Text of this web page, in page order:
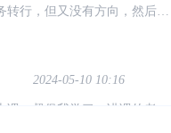
识。感谢仁和让我有了方向
，督促我学习，讲课的老师
能早点学完找到工作！